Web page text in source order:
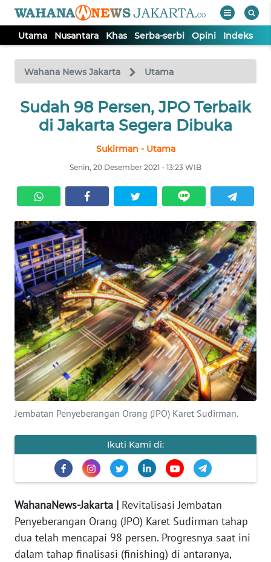
Utama Nusantara Khas Serba-serbi Opini Indeks
Wahana News Jakarta Utama
Sudah 98 Persen, JPO Terbaik
di Jakarta Segera Dibuka
Sukirman - Utama
Senin, 20 Desember 2021 - 13:23 WIB
Jembatan Penyeberangan Orang (JPO) Karet Sudirman.
Ikuti Kami di:
WahanaNews-Jakarta | Revitalisasi Jembatan
Penyeberangan Orang (JPO) Karet Sudirman tahap
dua telah mencapai 98 persen. Progresnya saat ini
dalam tahap finalisasi (finishing) di antaranya,
TV
Tutup
UTAMA
SERBA-
SERBI
OPINI
Informasi
INDEKS
BERITA
KONTAK
KAMI
INFO
IKLAN
MEDIA
SIBER
REDAKSI